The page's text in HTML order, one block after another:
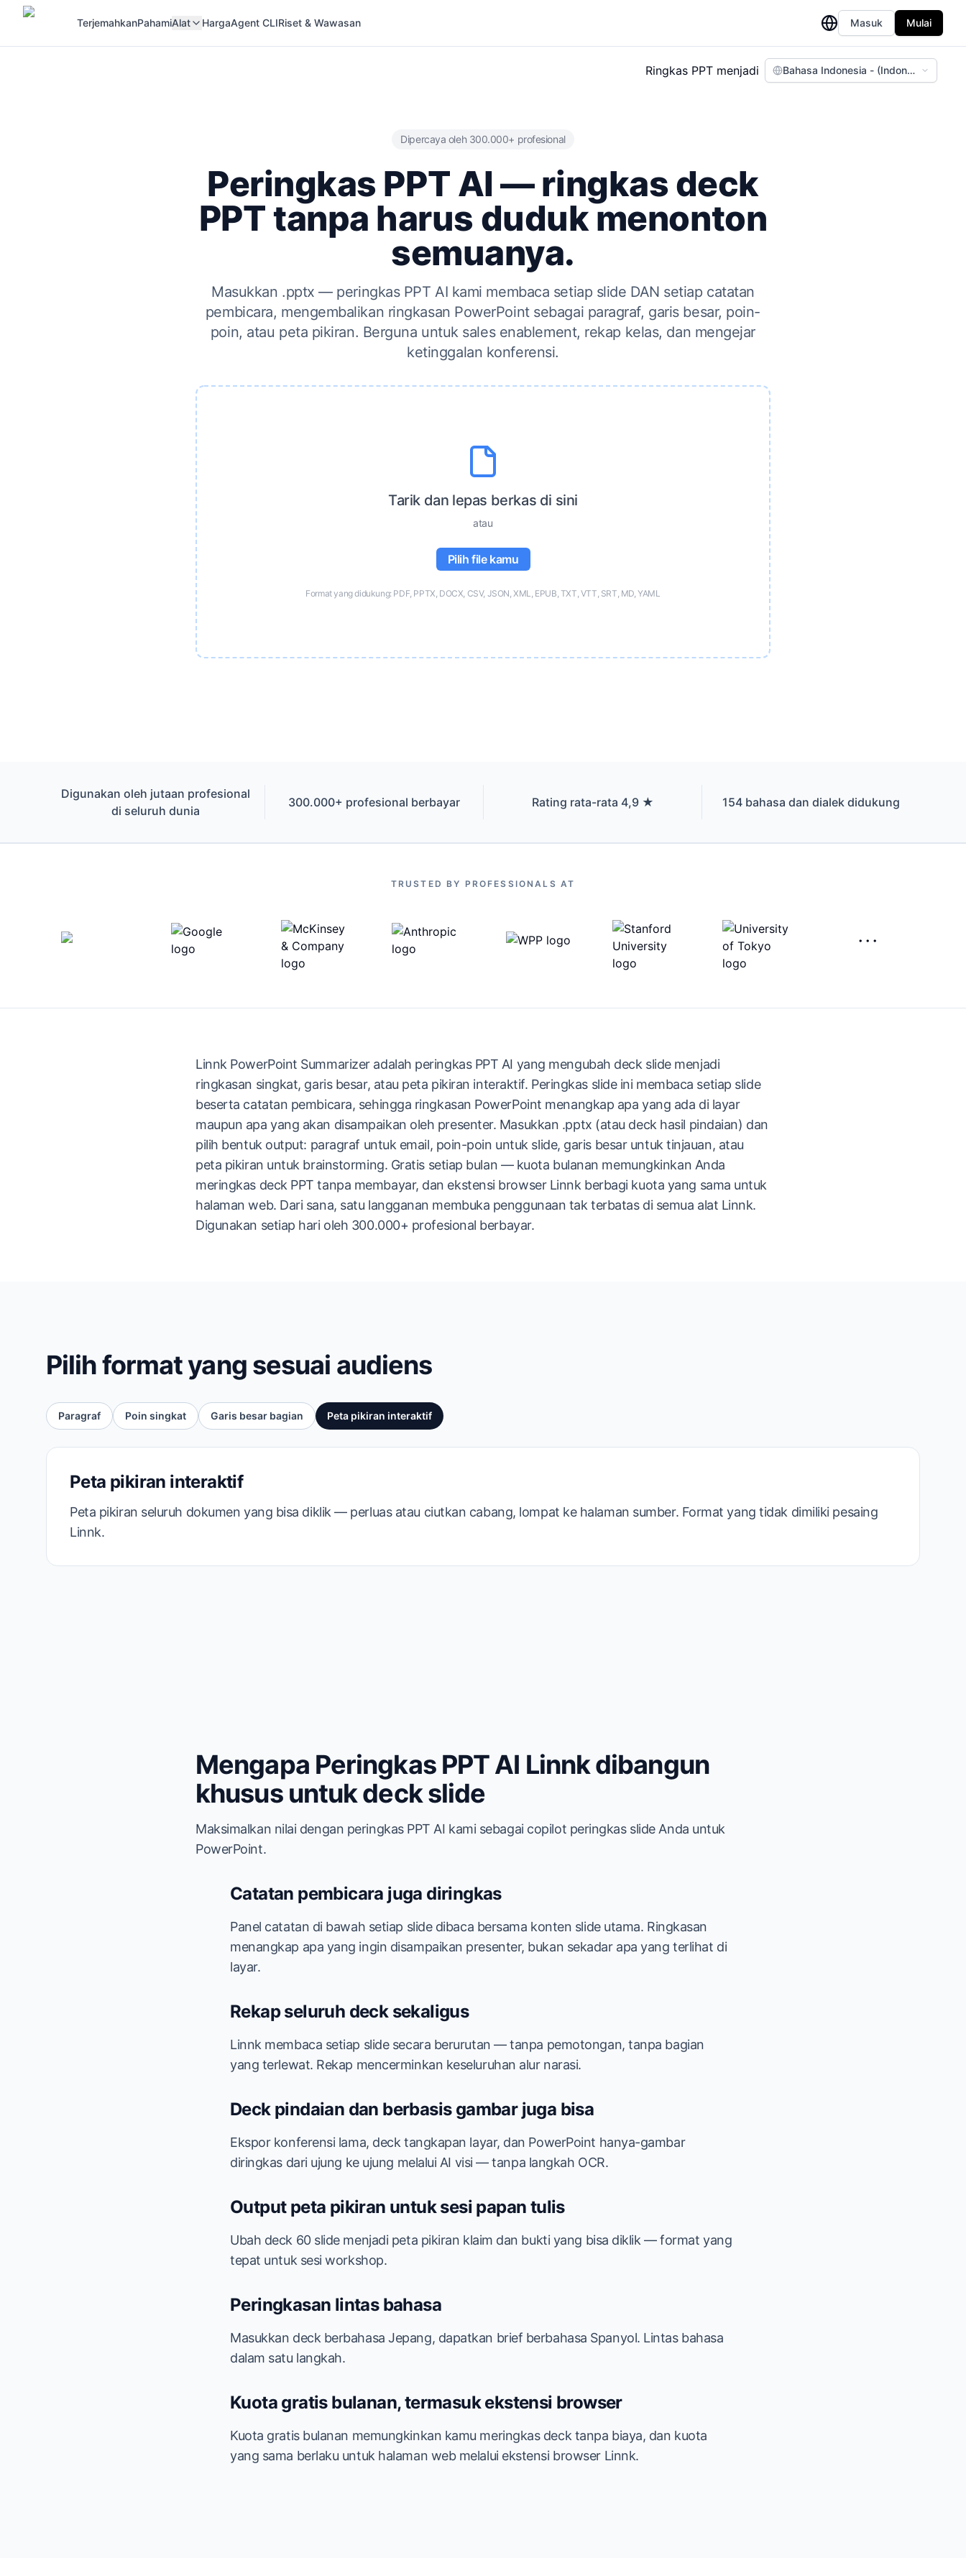
TerjemahkanPahamiAlat HargaAgent CLIRiset & Wawasan Masuk Mulai
Ringkas PPT menjadi Bahasa Indonesia - (Indonesian)
Dipercaya oleh 300.000+ profesional
Peringkas PPT AI — ringkas deck
PPT tanpa harus duduk menonton
semuanya.
Masukkan .pptx — peringkas PPT AI kami membaca setiap slide DAN setiap catatan
pembicara, mengembalikan ringkasan PowerPoint sebagai paragraf, garis besar, poin-
poin, atau peta pikiran. Berguna untuk sales enablement, rekap kelas, dan mengejar
ketinggalan konferensi.
Tarik dan lepas berkas di sini
atau
Pilih file kamu
Format yang didukung: PDF, PPTX, DOCX, CSV, JSON, XML, EPUB, TXT, VTT, SRT, MD, YAML
Digunakan oleh jutaan profesional
di seluruh dunia
300.000+ profesional berbayar Rating rata-rata 4,9 ★ 154 bahasa dan dialek didukung
TRUSTED BY PROFESSIONALS AT
···
Linnk PowerPoint Summarizer adalah peringkas PPT AI yang mengubah deck slide menjadi
ringkasan singkat, garis besar, atau peta pikiran interaktif. Peringkas slide ini membaca setiap slide
beserta catatan pembicara, sehingga ringkasan PowerPoint menangkap apa yang ada di layar
maupun apa yang akan disampaikan oleh presenter. Masukkan .pptx (atau deck hasil pindaian) dan
pilih bentuk output: paragraf untuk email, poin-poin untuk slide, garis besar untuk tinjauan, atau
peta pikiran untuk brainstorming. Gratis setiap bulan — kuota bulanan memungkinkan Anda
meringkas deck PPT tanpa membayar, dan ekstensi browser Linnk berbagi kuota yang sama untuk
halaman web. Dari sana, satu langganan membuka penggunaan tak terbatas di semua alat Linnk.
Digunakan setiap hari oleh 300.000+ profesional berbayar.
Pilih format yang sesuai audiens
Paragraf Poin singkat Garis besar bagian Peta pikiran interaktif
Peta pikiran interaktif
Peta pikiran seluruh dokumen yang bisa diklik — perluas atau ciutkan cabang, lompat ke halaman sumber. Format yang tidak dimiliki pesaing
Linnk.
Mengapa Peringkas PPT AI Linnk dibangun
khusus untuk deck slide
Maksimalkan nilai dengan peringkas PPT AI kami sebagai copilot peringkas slide Anda untuk
PowerPoint.
Catatan pembicara juga diringkas
Panel catatan di bawah setiap slide dibaca bersama konten slide utama. Ringkasan
menangkap apa yang ingin disampaikan presenter, bukan sekadar apa yang terlihat di
layar.
Rekap seluruh deck sekaligus
Linnk membaca setiap slide secara berurutan — tanpa pemotongan, tanpa bagian
yang terlewat. Rekap mencerminkan keseluruhan alur narasi.
Deck pindaian dan berbasis gambar juga bisa
Ekspor konferensi lama, deck tangkapan layar, dan PowerPoint hanya-gambar
diringkas dari ujung ke ujung melalui AI visi — tanpa langkah OCR.
Output peta pikiran untuk sesi papan tulis
Ubah deck 60 slide menjadi peta pikiran klaim dan bukti yang bisa diklik — format yang
tepat untuk sesi workshop.
Peringkasan lintas bahasa
Masukkan deck berbahasa Jepang, dapatkan brief berbahasa Spanyol. Lintas bahasa
dalam satu langkah.
Kuota gratis bulanan, termasuk ekstensi browser
Kuota gratis bulanan memungkinkan kamu meringkas deck tanpa biaya, dan kuota
yang sama berlaku untuk halaman web melalui ekstensi browser Linnk.